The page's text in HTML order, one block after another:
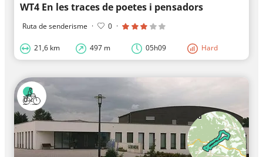
WT4 En les traces de poetes i pensadors
Ruta de senderisme · 0 ·
21,6 km 497 m 05h09 Hard